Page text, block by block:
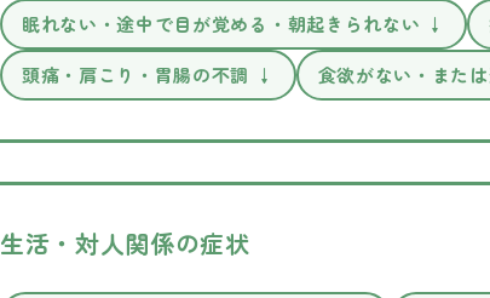
眠れない・途中で目が覚める・朝起きられない ↓
頭痛・肩こり・胃腸の不調 ↓
食欲がない・また
生活・対人関係の症状